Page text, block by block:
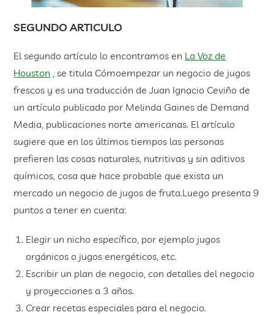
SEGUNDO ARTICULO
El segundo artículo lo encontramos en La Voz de
Houston , se titula Cómoempezar un negocio de jugos
frescos y es una traducción de Juan Ignacio Ceviño de
un artículo publicado por Melinda Gaines de Demand
Media, publicaciones norte americanas. El artículo
sugiere que en los últimos tiempos las personas
prefieren las cosas naturales, nutritivas y sin aditivos
químicos, cosa que hace probable que exista un
mercado un negocio de jugos de fruta.Luego presenta 9
puntos a tener en cuenta:
Elegir un nicho específico, por ejemplo jugos
orgánicos o jugos energéticos, etc.
Escribir un plan de negocio, con detalles del negocio
y proyecciones a 3 años.
Crear recetas especiales para el negocio.